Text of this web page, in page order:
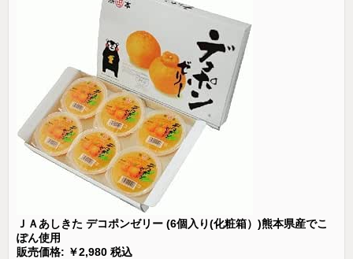
ＪＡあしきた デコポンゼリー (6個入り(化粧箱）)熊本県産でこ
ぽん使用
販売価格: ￥2,980 税込